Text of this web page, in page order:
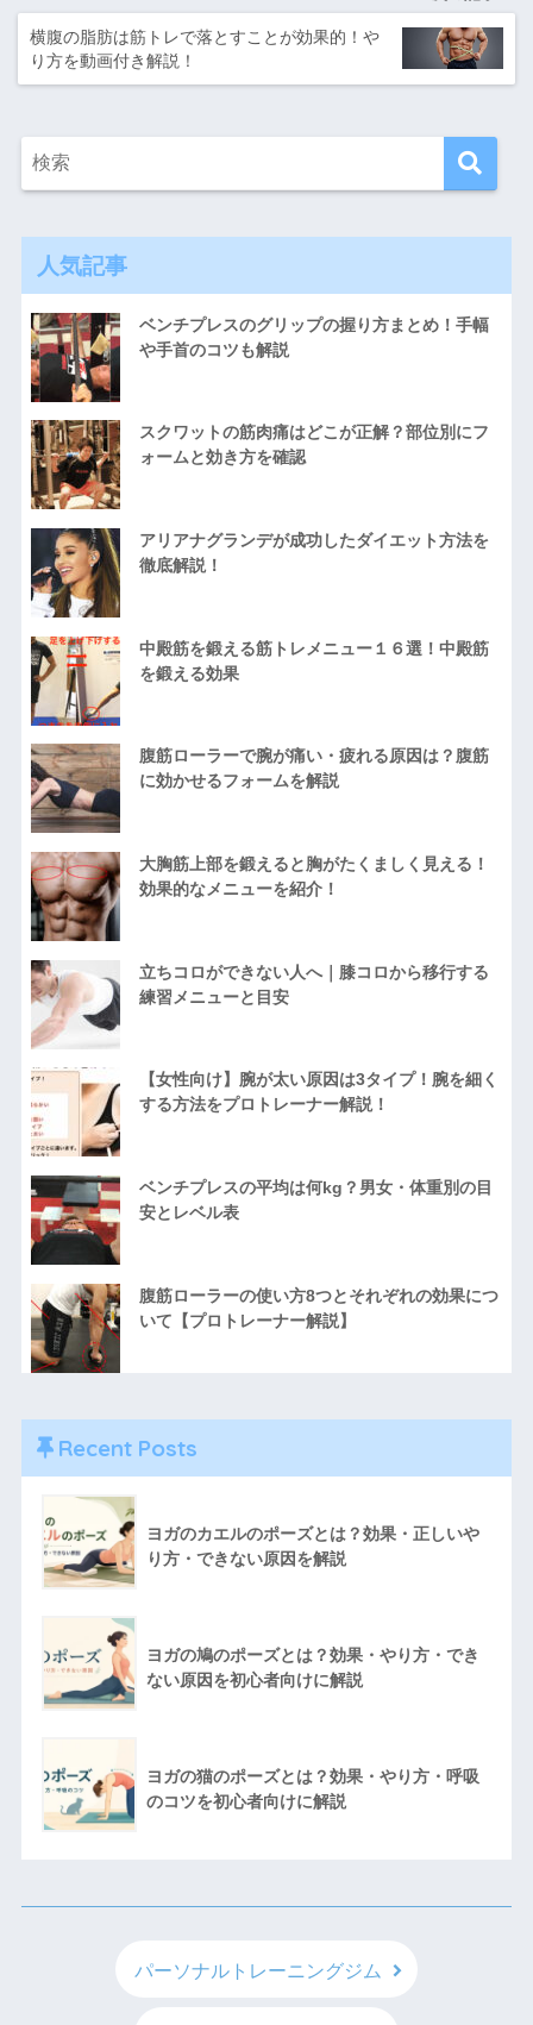
横腹の脂肪は筋トレで落とすことが効果的！や
り方を動画付き解説！
人気記事
ベンチプレスのグリップの握り方まとめ！手幅
や手首のコツも解説
スクワットの筋肉痛はどこが正解？部位別にフ
ォームと効き方を確認
アリアナグランデが成功したダイエット方法を
徹底解説！
中殿筋を鍛える筋トレメニュー１６選！中殿筋
を鍛える効果
腹筋ローラーで腕が痛い・疲れる原因は？腹筋
に効かせるフォームを解説
大胸筋上部を鍛えると胸がたくましく見える！
効果的なメニューを紹介！
立ちコロができない人へ｜膝コロから移行する
練習メニューと目安
【女性向け】腕が太い原因は3タイプ！腕を細く
する方法をプロトレーナー解説！
ベンチプレスの平均は何kg？男女・体重別の目
安とレベル表
腹筋ローラーの使い方8つとそれぞれの効果につ
いて【プロトレーナー解説】
Recent Posts
ヨガのカエルのポーズとは？効果・正しいや
り方・できない原因を解説
ヨガの鳩のポーズとは？効果・やり方・でき
ない原因を初心者向けに解説
ヨガの猫のポーズとは？効果・やり方・呼吸
のコツを初心者向けに解説
パーソナルトレーニングジム